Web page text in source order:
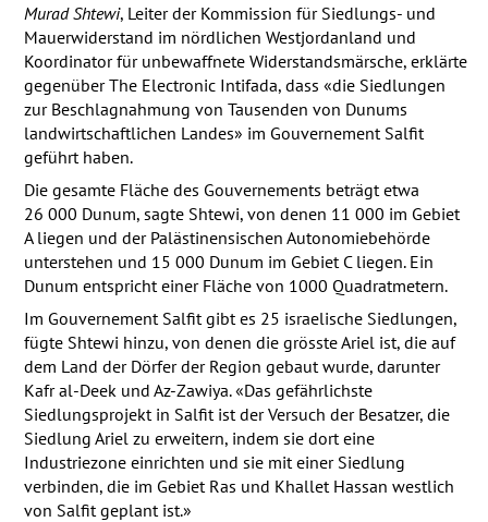
Murad Shtewi, Leiter der Kommission für Siedlungs- und
Mauerwiderstand im nördlichen Westjordanland und
Koordinator für unbewaffnete Widerstandsmärsche, erklärte
gegenüber The Electronic Intifada, dass «die Siedlungen
zur Beschlagnahmung von Tausenden von Dunums
landwirtschaftlichen Landes» im Gouvernement Salfit
geführt haben.
Die gesamte Fläche des Gouvernements beträgt etwa
26 000 Dunum, sagte Shtewi, von denen 11 000 im Gebiet
A liegen und der Palästinensischen Autonomiebehörde
unterstehen und 15 000 Dunum im Gebiet C liegen. Ein
Dunum entspricht einer Fläche von 1000 Quadratmetern.
Im Gouvernement Salfit gibt es 25 israelische Siedlungen,
fügte Shtewi hinzu, von denen die grösste Ariel ist, die auf
dem Land der Dörfer der Region gebaut wurde, darunter
Kafr al-Deek und Az-Zawiya. «Das gefährlichste
Siedlungsprojekt in Salfit ist der Versuch der Besatzer, die
Siedlung Ariel zu erweitern, indem sie dort eine
Industriezone einrichten und sie mit einer Siedlung
verbinden, die im Gebiet Ras und Khallet Hassan westlich
von Salfit geplant ist.»